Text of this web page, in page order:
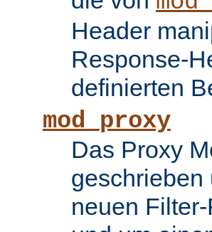
Header
Response-
definierten
mod_proxy
Das Proxy
geschrieben
neuen